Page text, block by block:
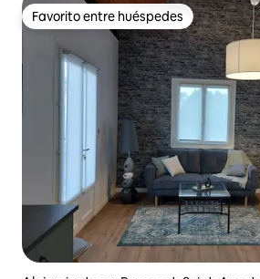
Favorito entre huéspedes
Favorito entre huéspedes